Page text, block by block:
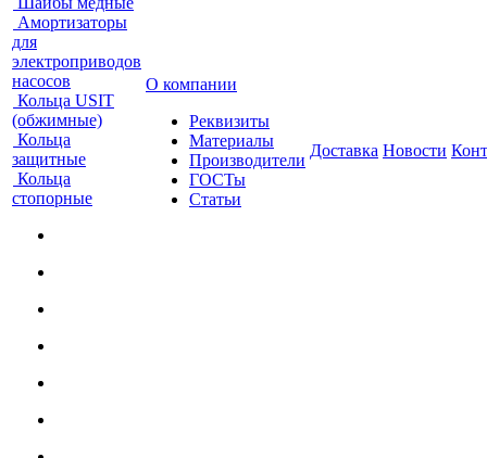
Амортизаторы
для
электроприводов
насосов
Кольца USIT
(обжимные)
Кольца
защитные
Кольца
стопорные
О компании
Реквизиты
Материалы
Производители
ГОСТы
Статьи
Доставка Новости